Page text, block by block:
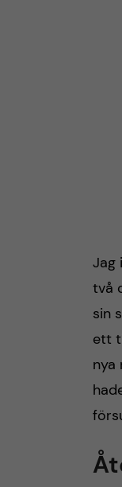
Jag
två
sin
ett
nya